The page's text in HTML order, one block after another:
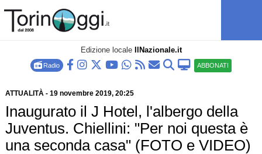
Edizione locale IlNazionale.it
Radio ABBONATI
ATTUALITÀ- 19 novembre 2019, 20:25
Inaugurato il J Hotel, l'albergo della
Juventus. Chiellini: "Per noi questa è
una seconda casa" (FOTO e VIDEO)